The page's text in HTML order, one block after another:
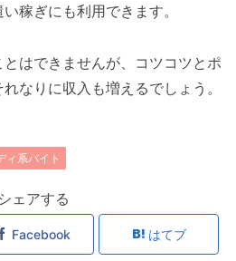
稼ぎにも利用できます。
はできませんが、コツコツとポ
なりに収入も増えるでしょう。
ィ系バイト
シェアする
Facebook はてブ